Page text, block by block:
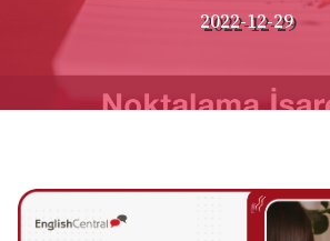
2022-12-29